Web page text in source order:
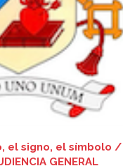
el signo, el símbolo /
GENERAL